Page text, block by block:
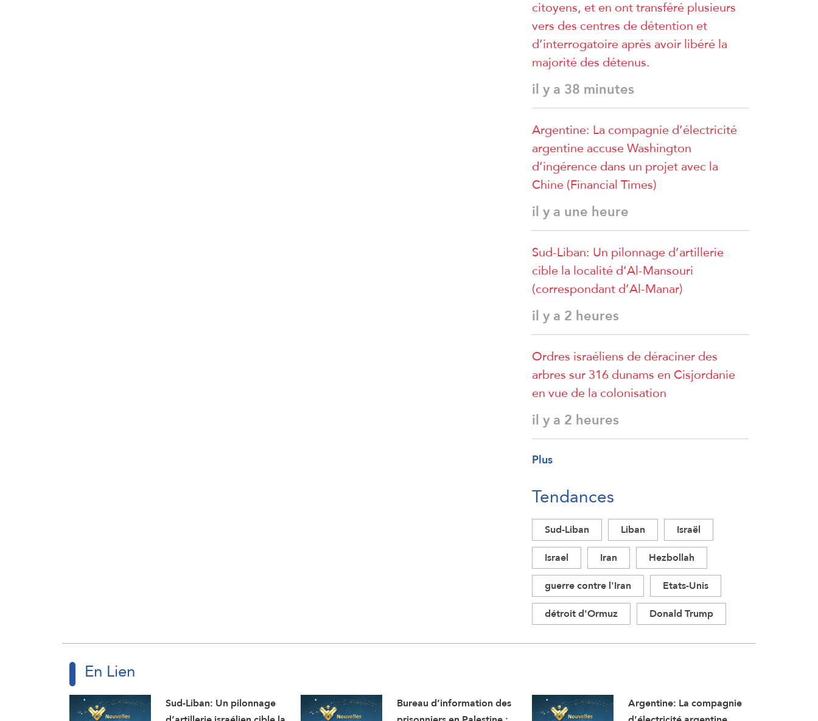
citoyens, et en ont transféré plusieurs
vers des centres de détention et
d’interrogatoire après avoir libéré la
majorité des détenus.
il y a 38 minutes
Argentine: La compagnie d’électricité
argentine accuse Washington
d’ingérence dans un projet avec la
Chine (Financial Times)
il y a une heure
Sud-Liban: Un pilonnage d’artillerie
cible la localité d’Al-Mansouri
(correspondant d’Al-Manar)
il y a 2 heures
Ordres israéliens de déraciner des
arbres sur 316 dunams en Cisjordanie
en vue de la colonisation
il y a 2 heures
Plus
Tendances
Sud-Liban Liban
Israël
Israel
Iran
Hezbollah
guerre contre l'Iran
Etats-Unis
détroit d'Ormuz
Donald Trump
En Lien
Sud-Liban: Un pilonnage
Bureau d’information des
Argentine: La compagnie